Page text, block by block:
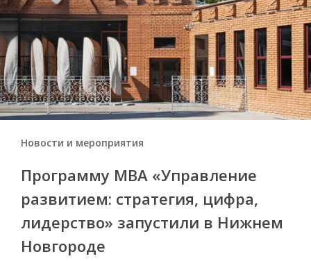
Новости и мероприятия
Программу MBA «Управление
развитием: стратегия, цифра,
лидерство» запустили в Нижнем
Новгороде